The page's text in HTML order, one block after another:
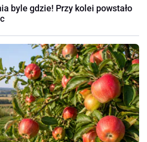
byle gdzie! Przy kolei powstało